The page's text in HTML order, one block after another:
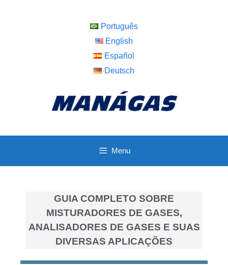
Português
English
Español
Deutsch
Menu
GUIA COMPLETO SOBRE
MISTURADORES DE GASES,
ANALISADORES DE GASES E SUAS
DIVERSAS APLICAÇÕES